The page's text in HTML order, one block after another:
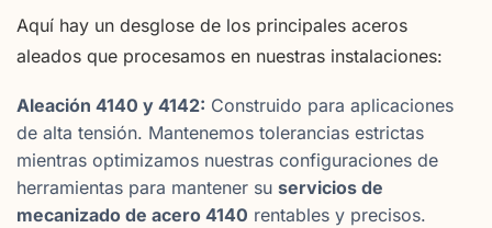
Aquí hay un desglose de los principales aceros
aleados que procesamos en nuestras instalaciones:
Aleación 4140 y 4142: Construido para aplicaciones
de alta tensión. Mantenemos tolerancias estrictas
mientras optimizamos nuestras configuraciones de
herramientas para mantener su servicios de
mecanizado de acero 4140 rentables y precisos.